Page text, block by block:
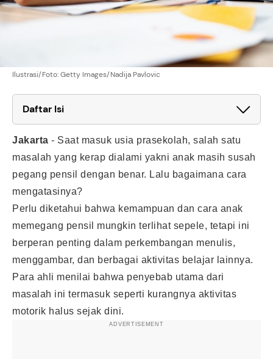
Ilustrasi/Foto: Getty Images/Nadija Pavlovic
Daftar Isi
Jakarta - Saat masuk usia prasekolah, salah satu
masalah yang kerap dialami yakni anak masih susah
pegang pensil dengan benar. Lalu bagaimana cara
mengatasinya?
Perlu diketahui bahwa kemampuan dan cara anak
memegang pensil mungkin terlihat sepele, tetapi ini
berperan penting dalam perkembangan menulis,
menggambar, dan berbagai aktivitas belajar lainnya.
Para ahli menilai bahwa penyebab utama dari
masalah ini termasuk seperti kurangnya aktivitas
motorik halus sejak dini.
ADVERTISEMENT